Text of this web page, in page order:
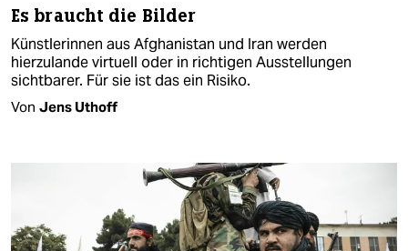
Es braucht die Bilder
Künstlerinnen aus Afghanistan und Iran werden
hierzulande virtuell oder in richtigen Ausstellungen
sichtbarer. Für sie ist das ein Risiko.
Von Jens Uthoff